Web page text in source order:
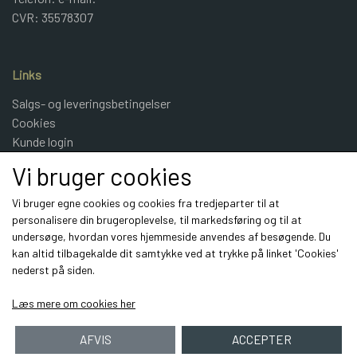
CVR: 35578307
Links
Salgs- og leveringsbetingelser
Cookies
Kunde login
Kontakt
Sociale medier
Vi bruger cookies
Vi bruger egne cookies og cookies fra tredjeparter til at
personalisere din brugeroplevelse, til markedsføring og til at
undersøge, hvordan vores hjemmeside anvendes af besøgende. Du
kan altid tilbagekalde dit samtykke ved at trykke på linket 'Cookies'
nederst på siden.
Læs mere om cookies her
AFVIS ACCEPTER